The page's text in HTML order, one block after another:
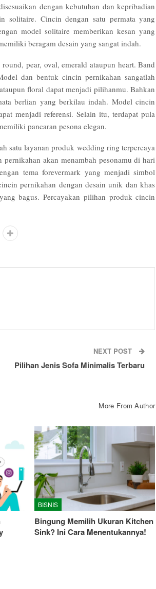
dengan kebutuhan dan kepribadian
solitaire. Cincin dengan satu permata yang
model solitaire memberikan kesan yang
beragam desain yang sangat indah.
pear, oval, emerald ataupun heart. Band
dan bentuk cincin pernikahan sangatlah
floral dapat menjadi pilihanmu. Bahkan
berlian yang berkilau indah. Model cincin
menjadi referensi. Selain itu, terdapat pula
pancaran pesona elegan.
satu layanan produk wedding ring terpercaya
akan menambah pesonamu di hari
tema forevermark yang menjadi simbol
pernikahan dengan desain unik dan khas
bagus. Percayakan pilihan produk cincin
NEXT POST
Pilihan Jenis Sofa Minimalis Terbaru
More From Author
BISNIS
Bingung Memilih Ukuran Kitchen
Sink? Ini Cara Menentukannya!